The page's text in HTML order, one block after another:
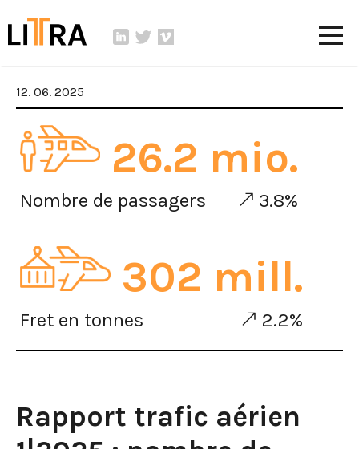
12. 06. 2025
26.2 mio.
Nombre de passagers 3.8%
302 mill.
Fret en tonnes 2.2%
Rapport trafic aérien